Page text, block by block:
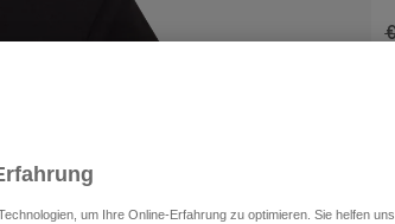
um Ihre Online-Erfahrung zu optimieren. Sie helfen